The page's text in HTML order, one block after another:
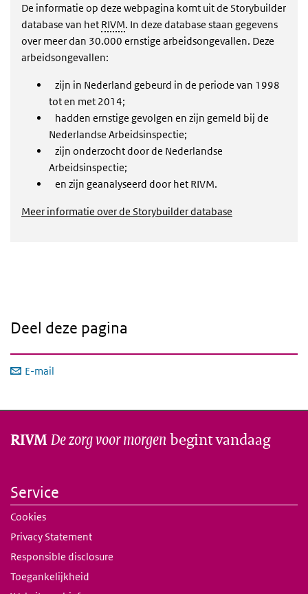
De informatie op deze webpagina komt uit de Storybuilder
database van het RIVM. In deze database staan gegevens
over meer dan 30.000 ernstige arbeidsongevallen. Deze
arbeidsongevallen:
zijn in Nederland gebeurd in de periode van 1998
tot en met 2014;
hadden ernstige gevolgen en zijn gemeld bij de
Nederlandse Arbeidsinspectie;
zijn onderzocht door de Nederlandse
Arbeidsinspectie;
en zijn geanalyseerd door het RIVM.
Meer informatie over de Storybuilder database
Deel deze pagina
E-mail
RIVMDe zorg voor morgen begint vandaag
Service
Cookies
Privacy Statement
Responsible disclosure
Toegankelijkheid